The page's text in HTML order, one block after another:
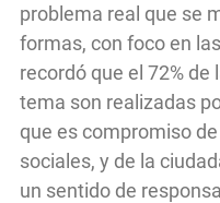
problema real que se
formas, con foco en
recordó que el 72% de
tema son realizadas
que es compromiso
sociales, y de la
un sentido de